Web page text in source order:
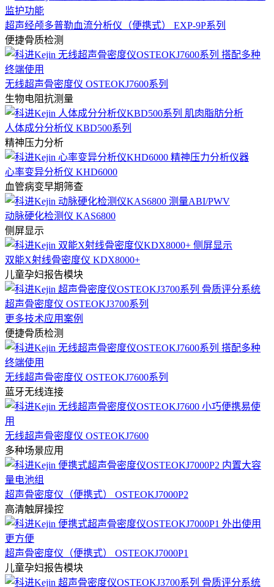
超声经颅多普勒血流分析仪（便携式） EXP-9P系列
便捷骨质检测
无线超声骨密度仪 OSTEOKJ7600系列
生物电阻抗测量
人体成分分析仪 KBD500系列
精神压力分析
心率变异分析仪 KHD6000
血管病变早期筛查
动脉硬化检测仪 KAS6800
侧屏显示
双能X射线骨密度仪 KDX8000+
儿童孕妇报告模块
超声骨密度仪 OSTEOKJ3700系列
更多技术应用案例
便捷骨质检测
无线超声骨密度仪 OSTEOKJ7600系列
蓝牙无线连接
无线超声骨密度仪 OSTEOKJ7600
多种场景应用
超声骨密度仪（便携式） OSTEOKJ7000P2
高清触屏操控
超声骨密度仪（便携式） OSTEOKJ7000P1
儿童孕妇报告模块